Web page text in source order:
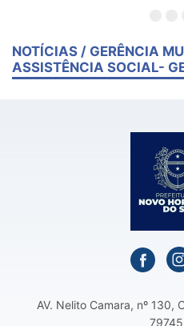
NOTÍCIAS / GERÊNCIA
ASSISTÊNCIA SOCIAL-
AV. Nelito Camara, nº 130,